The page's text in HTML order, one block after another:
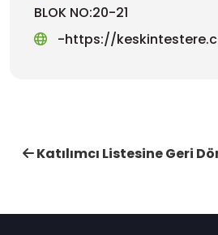
BLOK NO:20-21
-https://
Katılımcı Listesine Geri